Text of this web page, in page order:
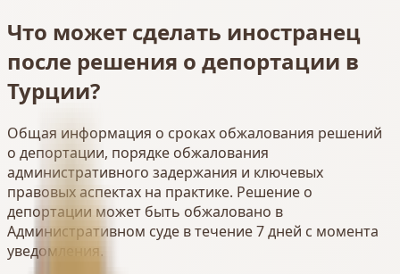
Что может сделать иностранец
после решения о депортации в
Турции?
Общая информация о сроках обжалования решений
о депортации, порядке обжалования
административного задержания и ключевых
правовых аспектах на практике. Решение о
депортации может быть обжаловано в
Административном суде в течение 7 дней с момента
уведомления.